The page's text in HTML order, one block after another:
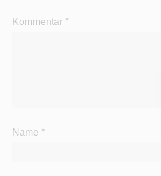
Kommentar*
Name *